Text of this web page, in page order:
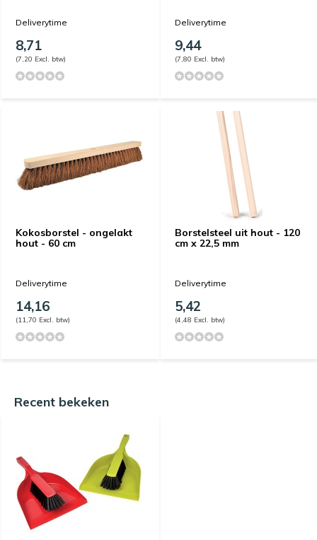
Deliverytime
8,71
(7,20 Excl. btw)
Deliverytime
9,44
(7,80 Excl. btw)
Kokosborstel - ongelakt
hout - 60 cm
Deliverytime
14,16
(11,70 Excl. btw)
Borstelsteel uit hout - 120
cm x 22,5 mm
Deliverytime
5,42
(4,48 Excl. btw)
Recent bekeken